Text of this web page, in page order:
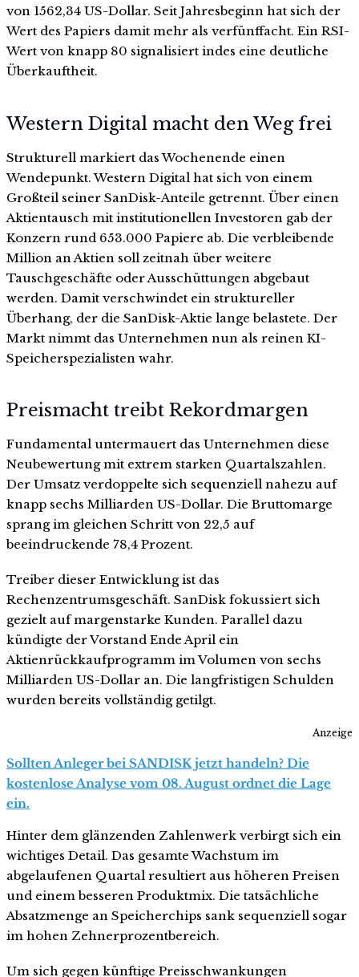
von 1562,34 US-Dollar. Seit Jahresbeginn hat sich der
Wert des Papiers damit mehr als verfünffacht. Ein RSI-
Wert von knapp 80 signalisiert indes eine deutliche
Überkauftheit.
Western Digital macht den Weg frei
Strukturell markiert das Wochenende einen
Wendepunkt. Western Digital hat sich von einem
Großteil seiner SanDisk-Anteile getrennt. Über einen
Aktientausch mit institutionellen Investoren gab der
Konzern rund 653.000 Papiere ab. Die verbleibende
Million an Aktien soll zeitnah über weitere
Tauschgeschäfte oder Ausschüttungen abgebaut
werden. Damit verschwindet ein struktureller
Überhang, der die SanDisk-Aktie lange belastete. Der
Markt nimmt das Unternehmen nun als reinen KI-
Speicherspezialisten wahr.
Preismacht treibt Rekordmargen
Fundamental untermauert das Unternehmen diese
Neubewertung mit extrem starken Quartalszahlen.
Der Umsatz verdoppelte sich sequenziell nahezu auf
knapp sechs Milliarden US-Dollar. Die Bruttomarge
sprang im gleichen Schritt von 22,5 auf
beeindruckende 78,4 Prozent.
Treiber dieser Entwicklung ist das
Rechenzentrumsgeschäft. SanDisk fokussiert sich
gezielt auf margenstarke Kunden. Parallel dazu
kündigte der Vorstand Ende April ein
Aktienrückkaufprogramm im Volumen von sechs
Milliarden US-Dollar an. Die langfristigen Schulden
wurden bereits vollständig getilgt.
Anzeige
Sollten Anleger bei SANDISK jetzt handeln? Die
kostenlose Analyse vom 08. August ordnet die Lage
ein.
Hinter dem glänzenden Zahlenwerk verbirgt sich ein
wichtiges Detail. Das gesamte Wachstum im
abgelaufenen Quartal resultiert aus höheren Preisen
und einem besseren Produktmix. Die tatsächliche
Absatzmenge an Speicherchips sank sequenziell sogar
im hohen Zehnerprozentbereich.
Um sich gegen künftige Preisschwankungen